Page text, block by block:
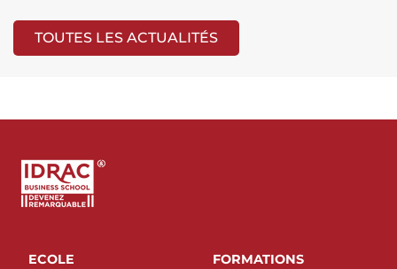
TOUTES LES ACTUALITÉS
ECOLE FORMATIONS